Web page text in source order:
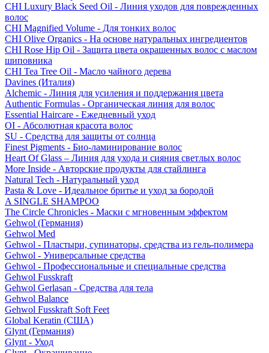
CHI Luxury Black Seed Oil - Линия уходов для поврежденных
волос
CHI Magnified Volume - Для тонких волос
CHI Olive Organics - На основе натуральных ингредиентов
CHI Rose Hip Oil - Защита цвета окрашенных волос с маслом
шиповника
CHI Tea Tree Oil - Масло чайного дерева
Davines (Италия)
Alchemic - Линия для усиления и поддержания цвета
Authentic Formulas - Органическая линия для волос
Essential Haircare - Eжедневный уход
OI - Абсолютная красота волос
SU - Средства для защиты от солнца
Finest Pigments - Био-ламинирование волос
Heart Of Glass – Линия для ухода и сияния светлых волос
More Inside - Авторские продукты для стайлинга
Natural Tech - Натуральный уход
Pasta & Love - Идеальное бритье и уход за бородой
A SINGLE SHAMPOO
The Circle Chronicles - Маски с мгновенным эффектом
Gehwol (Германия)
Gehwol Med
Gehwol - Пластыри, супинаторы, средства из гель-полимера
Gehwol - Универсальные средства
Gehwol - Профессиональные и специальные средства
Gehwol Fusskraft
Gehwol Gerlasan - Средства для тела
Gehwol Balance
Gehwol Fusskraft Soft Feet
Global Keratin (США)
Glynt (Германия)
Glynt - Уход